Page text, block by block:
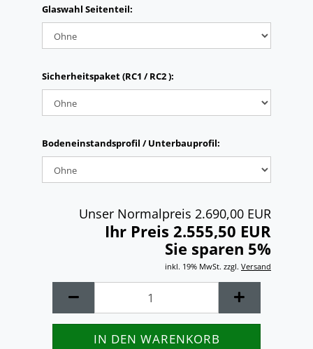
Glaswahl Seitenteil:
Sicherheitspaket (RC1 / RC2 ):
Bodeneinstandsprofil / Unterbauprofil:
Unser Normalpreis 2.690,00 EUR
Ihr Preis 2.555,50 EUR
Sie sparen 5%
inkl. 19% MwSt. zzgl. Versand